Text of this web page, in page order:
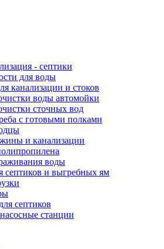
- септики
для воды
канализации и стоков
воды автомойки
сточных вод
с готовыми полками
и канализации
воды
септиков и выгребных ям
септиков
станции